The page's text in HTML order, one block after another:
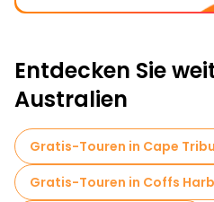
Entdecken Sie
Australien
Gratis-Touren in Cape
Gratis-Touren in Coffs